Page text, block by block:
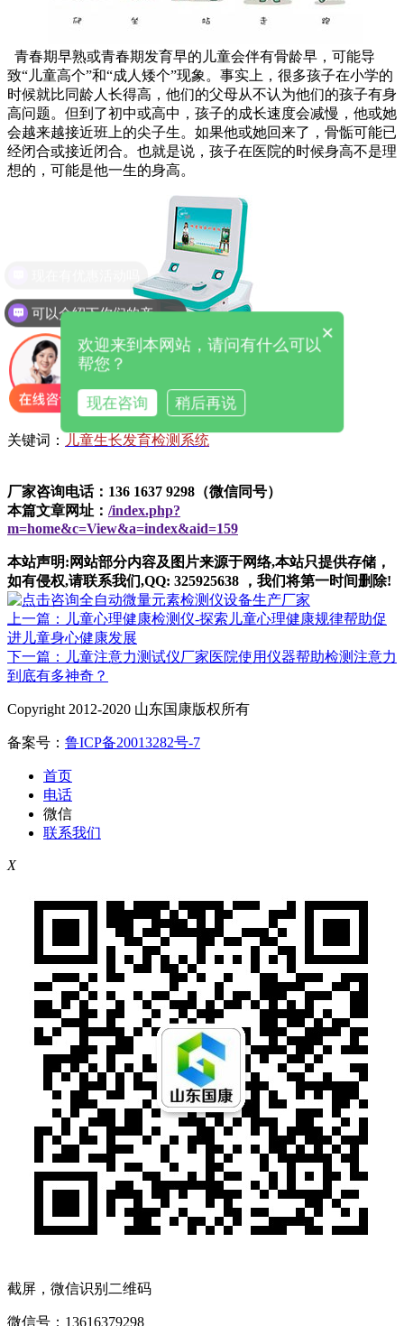
青春期早熟或青春期发育早的儿童会伴有骨龄早，可能导
致“儿童高个”和“成人矮个”现象。事实上，很多孩子在小学的
时候就比同龄人长得高，他们的父母从不认为他们的孩子有身
高问题。但到了初中或高中，孩子的成长速度会减慢，他或她
会越来越接近班上的尖子生。如果他或她回来了，骨骺可能已
经闭合或接近闭合。也就是说，孩子在医院的时候身高不是理
想的，可能是他一生的身高。
关键词： 儿童生长发育检测系统
厂家咨询电话：136 1637 9298（微信同号）
本篇文章网址： /index.php?
m=home&c=View&a=index&aid=159
本站声明:网站部分内容及图片来源于网络,本站只提供存储，
如有侵权,请联系我们,QQ: 325925638 ，我们将第一时间删除!
上一篇：儿童心理健康检测仪-探索儿童心理健康规律帮助促
进儿童身心健康发展
下一篇：儿童注意力测试仪厂家医院使用仪器帮助检测注意力
到底有多神奇？
Copyright 2012-2020 山东国康版权所有
备案号： 鲁ICP备20013282号-7
首页
电话
微信
联系我们
X
截屏，微信识别二维码
微信号： 13616379298
可以介绍下你们的产品么
×
欢迎来到本网站，请问有什么可以
帮您？
现在咨询 稍后再说